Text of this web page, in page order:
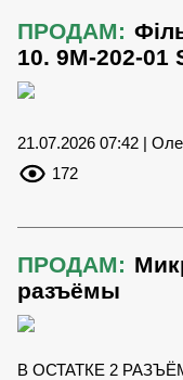
ПРОДАМ:
10. 9M-202-01
21.07.2026 07:42 |
172
ПРОДАМ:
разъёмы
В ОСТАТКЕ 2